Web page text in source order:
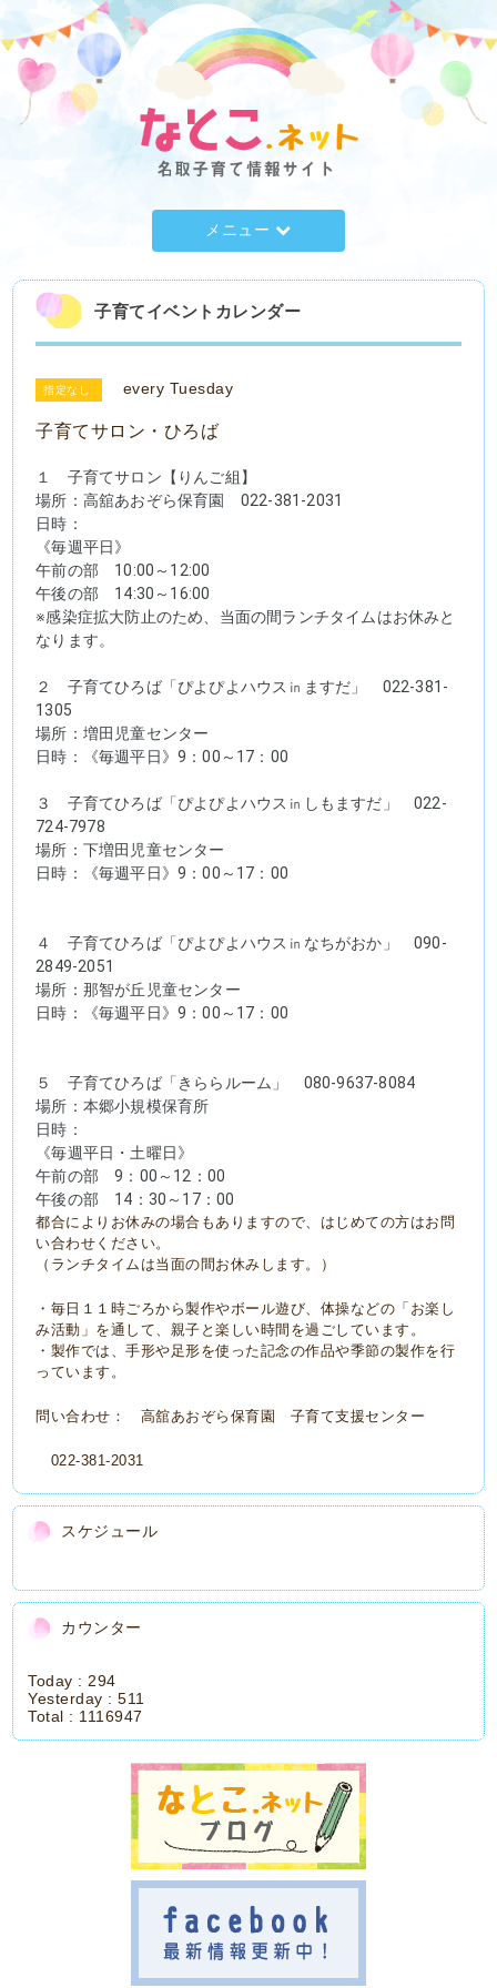
メニュー
子育てイベントカレンダー
指定なし every Tuesday
子育てサロン・ひろば
１　子育てサロン【りんご組】
場所：高舘あおぞら保育園　022-381-2031
日時：
《毎週平日》
午前の部　10:00～12:00
午後の部　14:30～16:00
※感染症拡大防止のため、当面の間ランチタイムはお休みと
なります。
２　子育てひろば「ぴよぴよハウス㏌ますだ」　022-381-
1305
場所：増田児童センター
日時：《毎週平日》9：00～17：00
３　子育てひろば「ぴよぴよハウス㏌しもますだ」　022-
724-7978
場所：下増田児童センター
日時：《毎週平日》9：00～17：00
４　子育てひろば「ぴよぴよハウス㏌なちがおか」　090-
2849-2051
場所：那智が丘児童センター
日時：《毎週平日》9：00～17：00
５　子育てひろば「きららルーム」　080-9637-8084
場所：本郷小規模保育所
日時：
《毎週平日・土曜日》
午前の部　9：00～12：00
午後の部　14：30～17：00
都合によりお休みの場合もありますので、はじめての方はお問
い合わせください。
（ランチタイムは当面の間お休みします。）
・毎日１１時ごろから製作やボール遊び、体操などの「お楽し
み活動」を通して、親子と楽しい時間を過ごしています。
・製作では、手形や足形を使った記念の作品や季節の製作を行
っています。
問い合わせ： 高舘あおぞら保育園 子育て支援センター
022-381-2031
スケジュール
カウンター
Today :294
Yesterday :511
Total : 1116947